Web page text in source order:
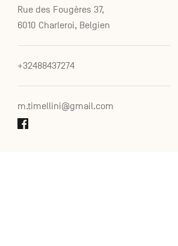
Rue des Fougères 37,
6010 Charleroi, Belgien
+32488437274
m.timellini@gmail.com